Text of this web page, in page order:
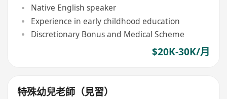
Native English speaker
Experience in early childhood education
Discretionary Bonus and Medical Scheme
$20K-30K/月
特殊幼兒老師（見習）